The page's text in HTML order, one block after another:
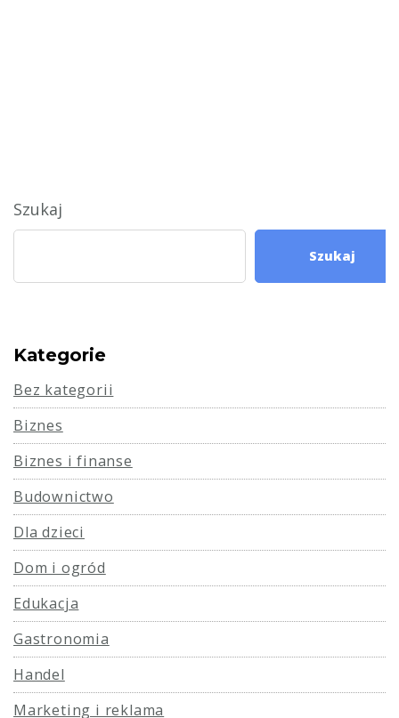
Szukaj
Szukaj
Kategorie
Bez kategorii
Biznes
Biznes i finanse
Budownictwo
Dla dzieci
Dom i ogród
Edukacja
Gastronomia
Handel
Marketing i reklama